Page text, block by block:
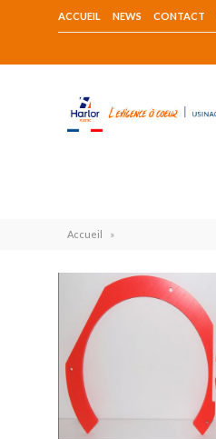
ACCUEIL NEWS CONTACT
Accueil »